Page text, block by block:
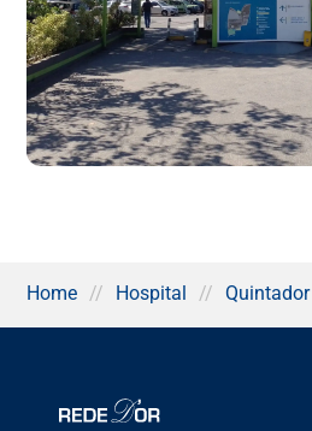
Home // Hospital // Quintador